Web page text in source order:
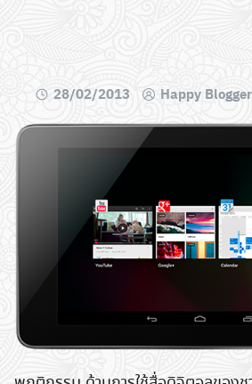
28/02/2013 Happy Blogger